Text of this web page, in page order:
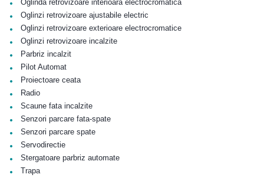
Oglinda retrovizoare interioara electrocromatica
• Oglinzi retrovizoare ajustabile electric
• Oglinzi retrovizoare exterioare electrocromatice
• Oglinzi retrovizoare incalzite
• Parbriz incalzit
• Pilot Automat
• Proiectoare ceata
• Radio
• Scaune fata incalzite
• Senzori parcare fata-spate
• Senzori parcare spate
• Servodirectie
• Stergatoare parbriz automate
• Trapa